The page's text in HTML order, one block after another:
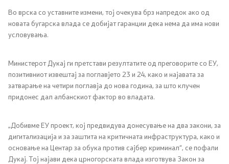
Медија центар
Отчетност
Сервисни информации
Антикорупција
Во врска со уставните измени, тој очекува брз напредок ако од
новата бугарска влада се добијат гаранции дека нема да има нови
условувања.
Министерот Дукај ги претстави резултатите од преговорите со ЕУ,
позитивниот извештај за поглавјето 23 и 24, како и најавата за
затварање на четири поглавја до нова година, за што клучен
придонес дал албанскиот фактор во владата.
„Добивме ЕУ проект, кој предвидува донесување на два закони, за
дигитализација и за заштита на критичната инфраструктура, како и
основање на Центар за обука против сајбер криминал“, се пофали
Дукај. Тој најави дека црногорската влада изготвува Закон за